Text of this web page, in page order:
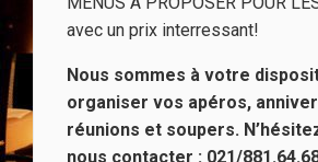
avec un prix interressant!
Nous sommes à votre
organiser vos apéros,
réunions et soupers.
nous contacter : 021/